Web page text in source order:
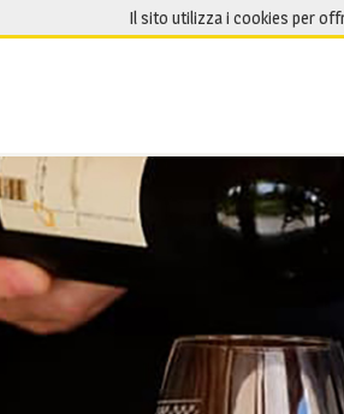
Il sito utilizza i cookies per